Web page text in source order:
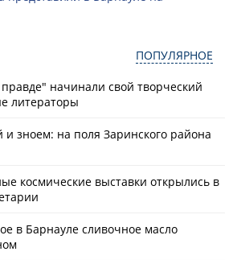
ПОПУЛЯРНОЕ
начинали свой творческий
литераторы
и зноем: на поля Заринского района
космические выставки открылись в
в Барнауле сливочное масло